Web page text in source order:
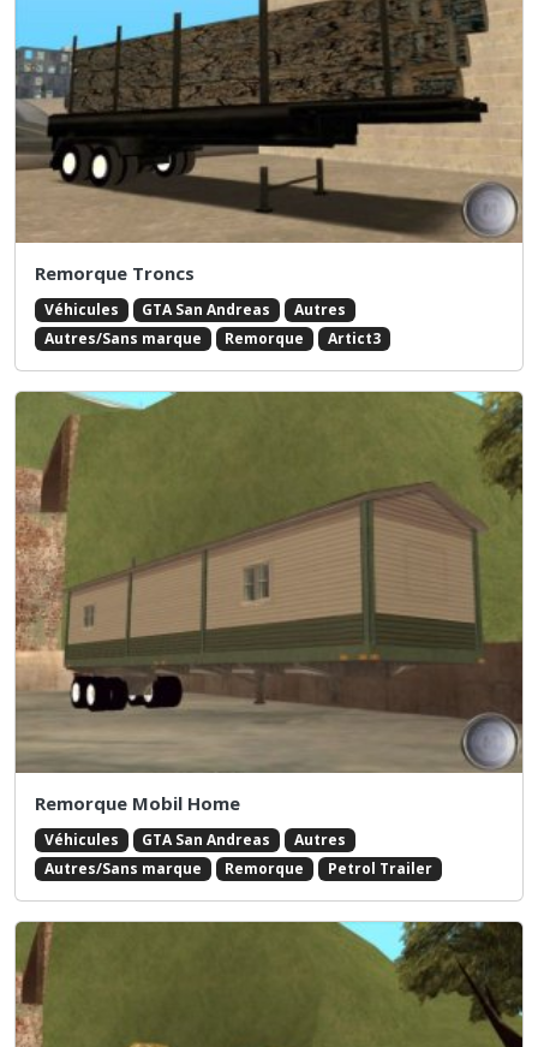
Remorque Troncs
Véhicules GTA San Andreas
Autres
Autres/Sans marque
Remorque Artict3
Remorque Mobil Home
Véhicules GTA San Andreas
Autres
Autres/Sans marque
Remorque Petrol Trailer